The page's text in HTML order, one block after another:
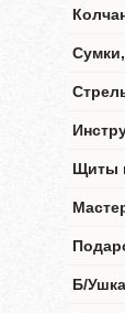
Щиты
Б/Ушка